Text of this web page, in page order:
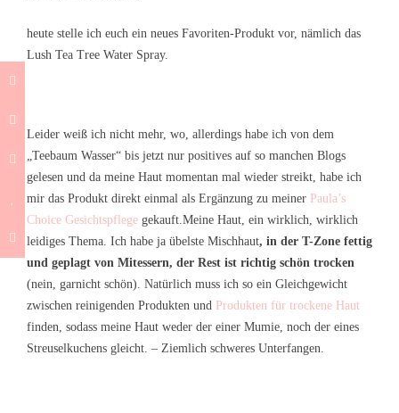
heute stelle ich euch ein neues Favoriten-Produkt vor, nämlich das
Lush Tea Tree Water Spray.
Leider weiß ich nicht mehr, wo, allerdings habe ich von dem
„Teebaum Wasser“ bis jetzt nur positives auf so manchen Blogs
gelesen und da meine Haut momentan mal wieder streikt, habe ich
mir das Produkt direkt einmal als Ergänzung zu meiner Paula’s
Choice Gesichtspflege gekauft.Meine Haut, ein wirklich, wirklich
leidiges Thema. Ich habe ja übelste Mischhaut, in der T-Zone fettig
und geplagt von Mitessern, der Rest ist richtig schön trocken
(nein, garnicht schön). Natürlich muss ich so ein Gleichgewicht
zwischen reinigenden Produkten und Produkten für trockene Haut
finden, sodass meine Haut weder der einer Mumie, noch der eines
Streuselkuchens gleicht. – Ziemlich schweres Unterfangen.